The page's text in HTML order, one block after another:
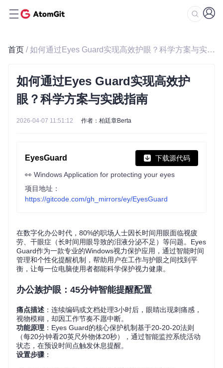
首页 / 如何通过Eyes Guard实现高效护眼？科学方案与实践指南
如何通过Eyes Guard实现高效护
眼？科学方案与实践指南
2026-04-07 11:51:12 作者：柏廷章Berta
EyesGuard 下载源代码
👀 Windows Application for protecting your eyes
项目地址：
https://gitcode.com/gh_mirrors/ey/EyesGuard
在数字化办公时代，80%的职场人士因长时间用眼面临视疲
劳、干眼症（长时间用眼导致的泪液分泌不足）等问题。Eyes
Guard作为一款专业的Windows视力保护应用，通过智能时间
管理和个性化提醒机制，帮助用户在工作与护眼之间找到平
衡，让每一位电脑使用者都能科学保护视力健康。
办公族护眼：45分钟智能提醒配置
痛点描述 ：连续编码或文档处理3小时后，眼睛出现刺痛感，
视物模糊，却因工作节奏不愿中断。
功能原理 ：Eyes Guard的核心保护机制基于20-20-20法则
（每20分钟看20英尺外物体20秒），通过智能监控系统活动
状态，在预设时间点触发休息提醒。
设置步骤 ：